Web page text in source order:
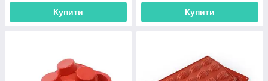
Купити Купити